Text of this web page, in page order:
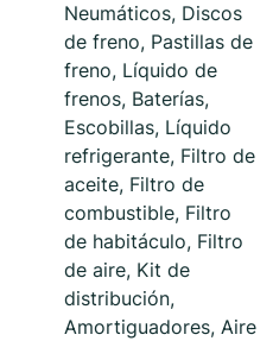
Neumáticos, Discos
de freno, Pastillas de
freno, Líquido de
frenos, Baterías,
Escobillas, Líquido
refrigerante, Filtro de
aceite, Filtro de
combustible, Filtro
de habitáculo, Filtro
de aire, Kit de
distribución,
Amortiguadores, Aire